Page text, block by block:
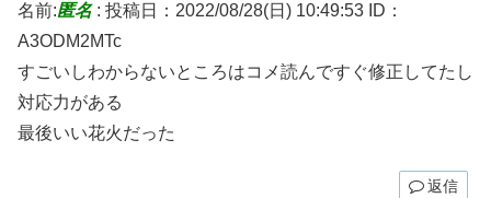
名前:匿名: 投稿日：2022/08/28(日) 10:49:53 ID：
A3ODM2MTc
すごいしわからないところはコメ読んですぐ修正してたし
対応力がある
最後いい花火だった
返信